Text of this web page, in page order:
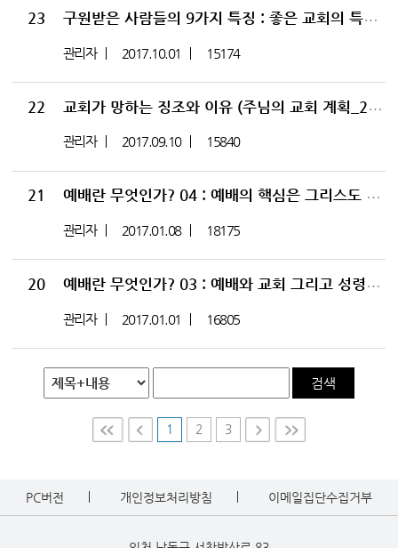
23 구원받은 사람들의 9가지 특징 : 좋은 교회의 특징 01 (주님의 교회 계획_23)
관리자 2017.10.01 15174
22 교회가 망하는 징조와 이유 (주님의 교회 계획_22)
관리자 2017.09.10 15840
21 예배란 무엇인가? 04 : 예배의 핵심은 그리스도 중심의 설교이다 (주님의 교회 계획_21)
관리자 2017.01.08 18175
20 예배란 무엇인가? 03 : 예배와 교회 그리고 성령님의 역사 (주님의 교회 계획_20)
관리자 2017.01.01 16805
검색
1 2
3
PC버전 개인정보처리방침 이메일집단수집거부